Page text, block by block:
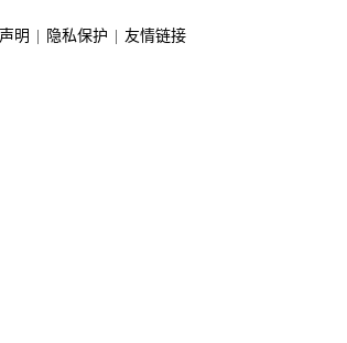
明 隐私保护 友情链接